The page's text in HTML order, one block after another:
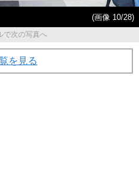
(画像 10/28)
で次の写真へ
を見る